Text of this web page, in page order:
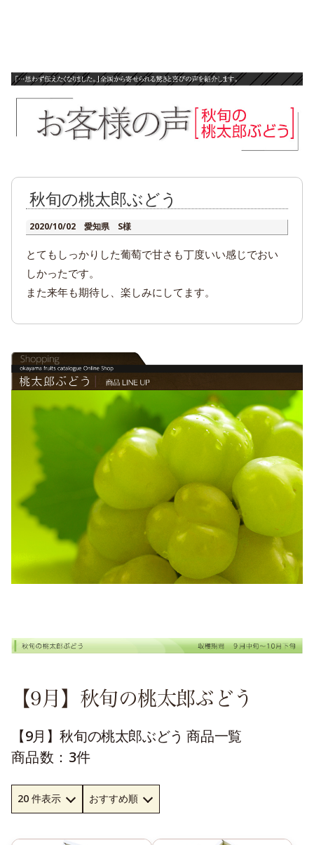
秋旬の桃太郎ぶどう
2020/10/02 愛知県 S様
とてもしっかりした葡萄で甘さも丁度いい感じでおい
しかったです。
また来年も期待し、楽しみにしてます。
【9月】秋旬の桃太郎ぶどう
【9月】秋旬の桃太郎ぶどう 商品一覧
商品数：3件